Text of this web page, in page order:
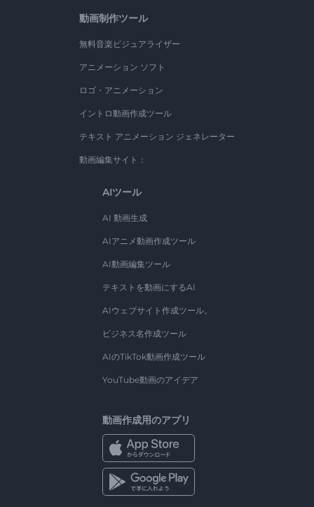
動画制作ツール
無料音楽ビジュアライザー
アニメーション ソフト
ロゴ・アニメーション
イントロ動画作成ツール
テキスト アニメーション ジェネレーター
動画編集サイト：
AIツール
AI 動画生成
AIアニメ動画作成ツール
AI動画編集ツール
テキストを動画にするAI
AIウェブサイト作成ツール。
ビジネス名作成ツール
AIのTikTok動画作成ツール
YouTube動画のアイデア
動画作成用のアプリ